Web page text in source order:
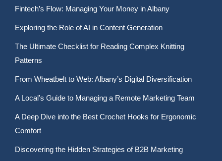
Fintech’s Flow: Managing Your Money in Albany
Exploring the Role of AI in Content Generation
The Ultimate Checklist for Reading Complex Knitting
Patterns
From Wheatbelt to Web: Albany’s Digital Diversification
A Local’s Guide to Managing a Remote Marketing Team
A Deep Dive into the Best Crochet Hooks for Ergonomic
Comfort
Discovering the Hidden Strategies of B2B Marketing